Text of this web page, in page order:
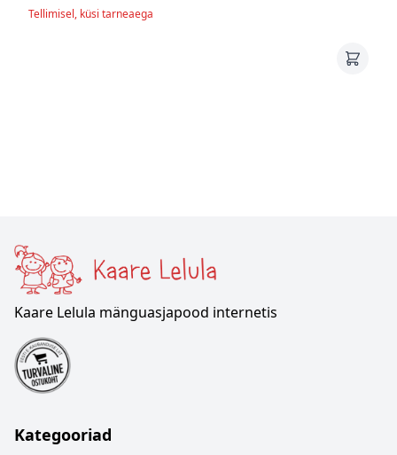
Tellimisel, küsi tarneaega
Kaare Lelula mänguasjapood internetis
Kategooriad